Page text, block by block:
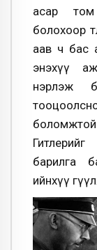
асар том
болохоор
аав ч бас
энэхүү
нэрлэж
барилга
ийнхүү